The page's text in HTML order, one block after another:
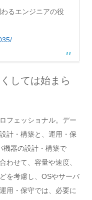
るエンジニアの役
しては始まら
フェッショナル。デー
計・構築と、運用・保
機器の設計・構築で
わせて、容量や速度、
を考慮し、OSやサーバ
用・保守では、必要に